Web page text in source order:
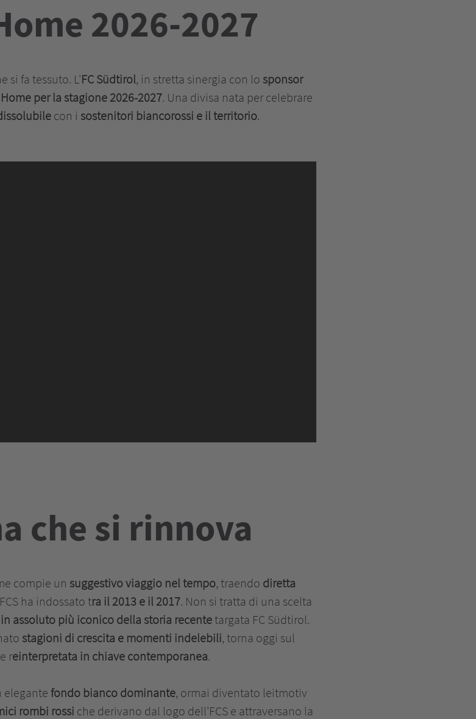
2026-2027
si fa tessuto. L'FC Südtirol, in stretta sinergia con lo sponsor
per la stagione 2026-2027. Una divisa nata per celebrare
con i sostenitori biancorossi e il territorio.
che si rinnova
compie un suggestivo viaggio nel tempo, traendo diretta
ha indossato tra il 2013 e il 2017. Non si tratta di una scelta
assoluto più iconico della storia recentetargata FC Südtirol.
stagioni di crescita e momenti indelebili, torna oggi sul
reinterpretata in chiave contemporanea.
elegante fondo bianco dominante, ormai diventato leitmotiv
rombi rossi che derivano dal logo dell'FCS e attraversano la